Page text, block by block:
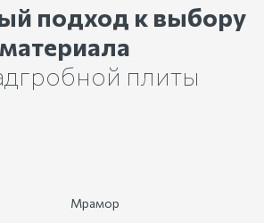
подход к выбору
материала
плиты
Мрамор